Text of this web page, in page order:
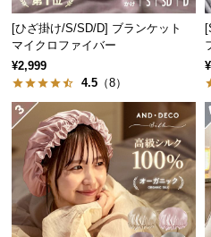
中
型
商
品
の
配
送
に
つ
い
て
[ひざ掛け/S/SD/D] ブランケット
マイクロファイバー
¥2,999
4.5 （8）